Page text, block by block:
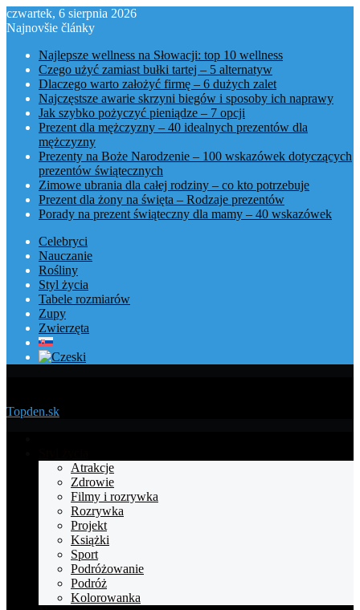
czwartek, 6 sierpnia 2026
Najnovšie články
Najlepsze wellness na Słowacji: top 10 wellness
Czego użyć zamiast bułki tartej – 5 alternatyw
Dlaczego warto założyć firmę – 6 dużych zalet
Najczęstsze awarie skrzyni biegów i sposoby ich naprawy
Jak szybko pożyczyć pieniądze – 7 opcji
Prezent dla mężczyzny – 40 idealnych prezentów dla
mężczyzny
Prezenty na Boże Narodzenie – 100 wskazówek dotyczących
prezentów świątecznych
Zimowe ubrania dla całej rodziny – co kto potrzebuje
Prezent dla żony na święta – Rodzaje prezentów
Porady na prezent świąteczny dla mamy – 40 wskazówek
Celebryci
Nauczanie
Rośliny
Styl życia
Tabele rozmiarów
Zupy
Zwierzęta
Topden.sk
Atrakcje
Zdrowie
Filmy i rozrywka
Rozrywka
Projekt
Książki
Sport
Podróżowanie
Podróż
Kolorowanka